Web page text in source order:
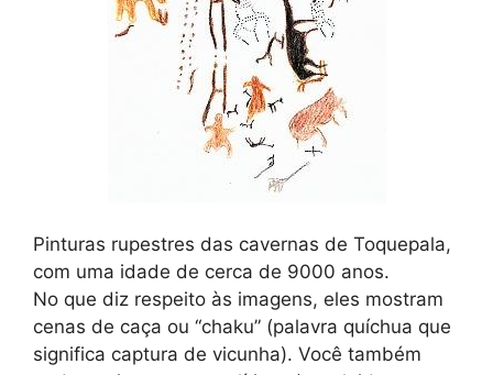
Pinturas rupestres das cavernas de Toquepala,
com uma idade de cerca de 9000 anos.
No que diz respeito às imagens, eles mostram
cenas de caça ou “chaku” (palavra quíchua que
significa captura de vicunha). Você também